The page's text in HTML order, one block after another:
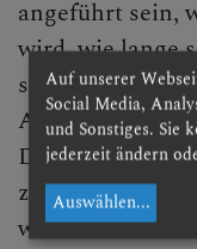
angeführt sein,
wird, wie lange
schon Kinder
Auf Grund
zugesandt.
werden. Als
Auf unserer
Social Media,
und Sonstiges. Sie
jederzeit ändern
Auswählen...